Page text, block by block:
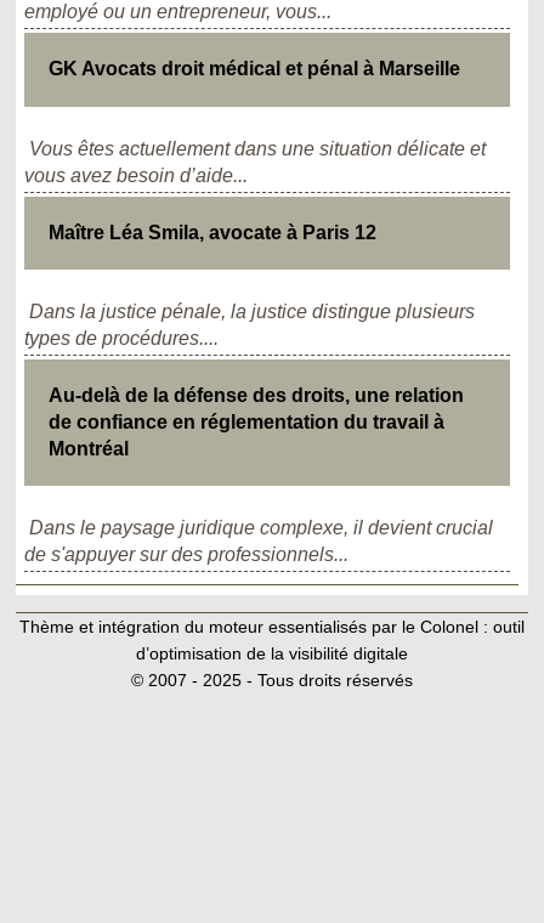
employé ou un entrepreneur, vous...
GK Avocats droit médical et pénal à Marseille
Vous êtes actuellement dans une situation délicate et
vous avez besoin d’aide...
Maître Léa Smila, avocate à Paris 12
Dans la justice pénale, la justice distingue plusieurs
types de procédures....
Au-delà de la défense des droits, une relation
de confiance en réglementation du travail à
Montréal
Dans le paysage juridique complexe, il devient crucial
de s'appuyer sur des professionnels...
Thème et intégration du moteur essentialisés par le Colonel : outil
d’optimisation de la visibilité digitale
© 2007 - 2025 - Tous droits réservés